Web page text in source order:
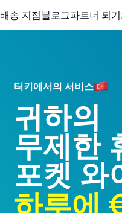
배송 지점블로그파트너 되기
터키에서의 서비스
귀하의
무제한
포켓 와
하루에